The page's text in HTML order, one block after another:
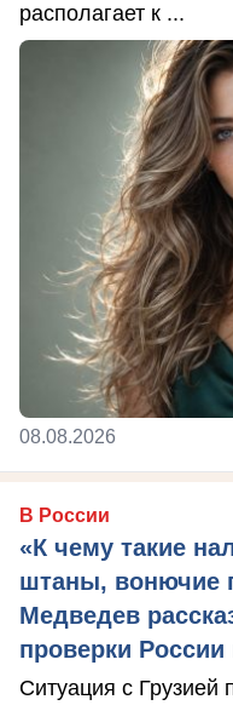
располагает к ...
08.08.2026
В России
«К чему такие
штаны, вонючие
Медведев
проверки России
Ситуация с Грузией